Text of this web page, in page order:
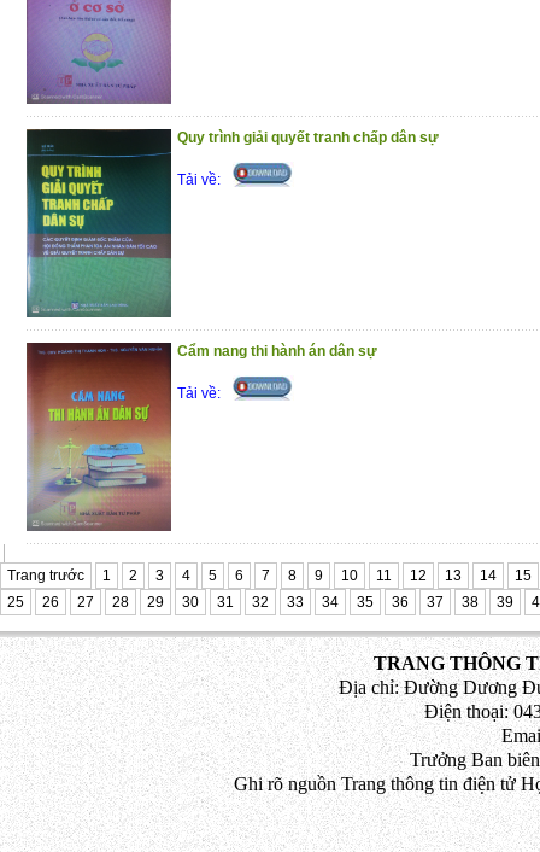
Quy trình giải quyết tranh chấp dân sự
Tải về:
Cẩm nang thi hành án dân sự
Tải về:
Trang trước 1 2 3 4 5 6 7 8 9 10 11 12 13 14
15
25
26 27 28 29 30 31 32 33 34 35 36 37 38 39
TRANG THÔNG
Địa chỉ: Đường Dương
Điện thoại:
Trưởng Ban
Ghi rõ nguồn Trang thông tin điện tử